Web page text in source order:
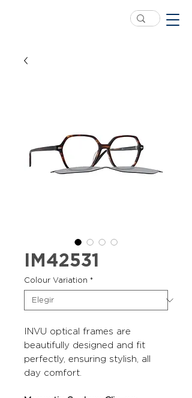
IM42531
Colour Variation *
INVU optical frames are
beautifully designed and fit
perfectly, ensuring stylish, all
day comfort.